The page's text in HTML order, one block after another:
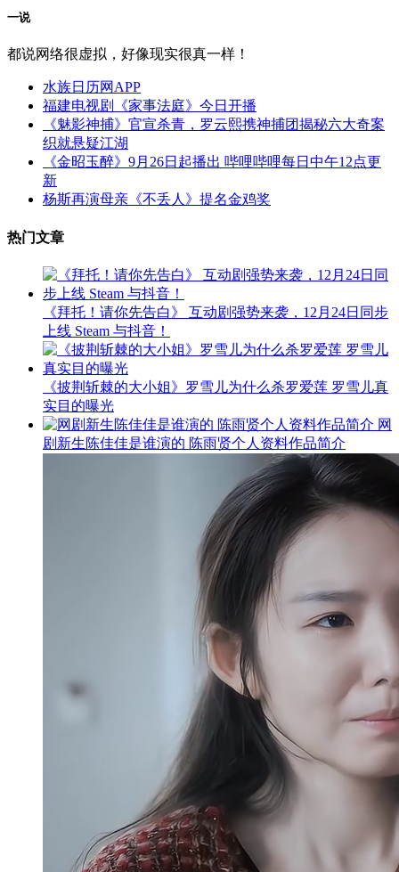
一说
都说网络很虚拟，好像现实很真一样！
水族日历网APP
福建电视剧《家事法庭》今日开播
《魅影神捕》官宣杀青，罗云熙携神捕团揭秘六大奇案
织就悬疑江湖
《金昭玉醉》9月26日起播出 哔哩哔哩每日中午12点更
新
杨斯再演母亲《不丢人》提名金鸡奖
热门文章
《拜托！请你先告白》 互动剧强势来袭，12月24日同步
上线 Steam 与抖音！
《披荆斩棘的大小姐》罗雪儿为什么杀罗爱莲 罗雪儿真
实目的曝光
网
剧新生陈佳佳是谁演的 陈雨贤个人资料作品简介